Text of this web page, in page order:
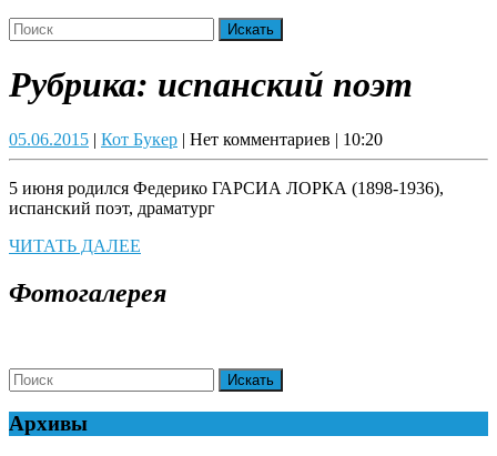
Close
Button
Search
for:
Рубрика: испанский поэт
05.06.201505.06.2015
| Кот БукерКот
Букер
| Нет комментариев | 10:20
5 июня родился Федерико ГАРСИА ЛОРКА (1898-1936),
испанский поэт, драматург
ЧИТАТЬ ДАЛЕЕ
Фотогалерея
Search
for:
Архивы